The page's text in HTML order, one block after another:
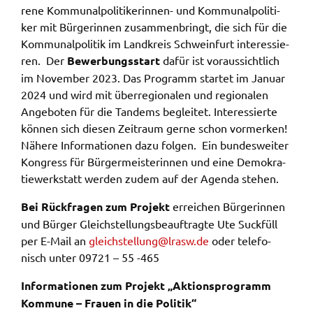
re­ne Kommu­nal­po­li­ti­ke­rin­nen- und Kommu­nal­po­li­ti­
ker mit Bürge­rin­nen zusam­men­bringt, die sich für die
Kommu­nal­po­li­tik im Land­kreis Schwein­furt inter­es­sie­
ren. Der Bewer­bungs­start dafür ist voraus­sicht­lich
im Novem­ber 2023. Das Programm star­tet im Janu­ar
2024 und wird mit über­re­gio­na­len und regio­na­len
Ange­bo­ten für die Tandems beglei­tet. Inter­es­sier­te
können sich diesen Zeit­raum gerne schon vormer­ken!
Nähe­re Infor­ma­tio­nen dazu folgen. Ein bundes­wei­ter
Kongress für Bürger­meis­te­rin­nen und eine Demo­kra­
tie­werk­statt werden zudem auf der Agen­da stehen.
Bei Rück­fra­gen zum Projekt errei­chen Bürge­rin­nen
und Bürger Gleich­stel­lungs­be­auf­trag­te Ute Suck­füll
per E-Mail an gleich­stel­lung@​lrasw.​de oder tele­fo­
nisch unter 09721 – 55 -465
Infor­ma­tio­nen zum Projekt „Akti­ons­pro­gramm
Kommu­ne – Frau­en in die Poli­tik“
ermöglichen.
Weitere Informationen finden Sie in
unserenDatenschutzhinweisen
YouTube
Anbieter:
YouTube
Zweck:
Einwilligung erweiterter Datenschutzmodus
Google Maps
Name:
Anbieter: